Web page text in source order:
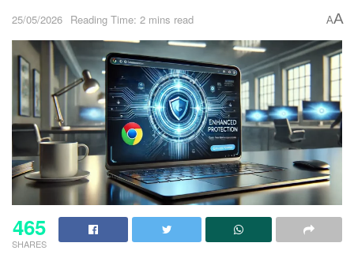
25/05/2026 Reading Time: 2 mins read AA
465
SHARES